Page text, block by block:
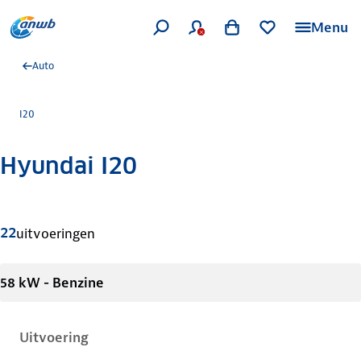
Menu
Auto
I20
Hyundai I20
22uitvoeringen
58 kW - Benzine
Uitvoering